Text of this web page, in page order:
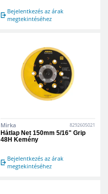
Bejelentkezés az árak
megtekintéséhez
Mirka 8292605021
Hátlap Net 150mm 5/16" Grip
48H Kemény
Bejelentkezés az árak
megtekintéséhez